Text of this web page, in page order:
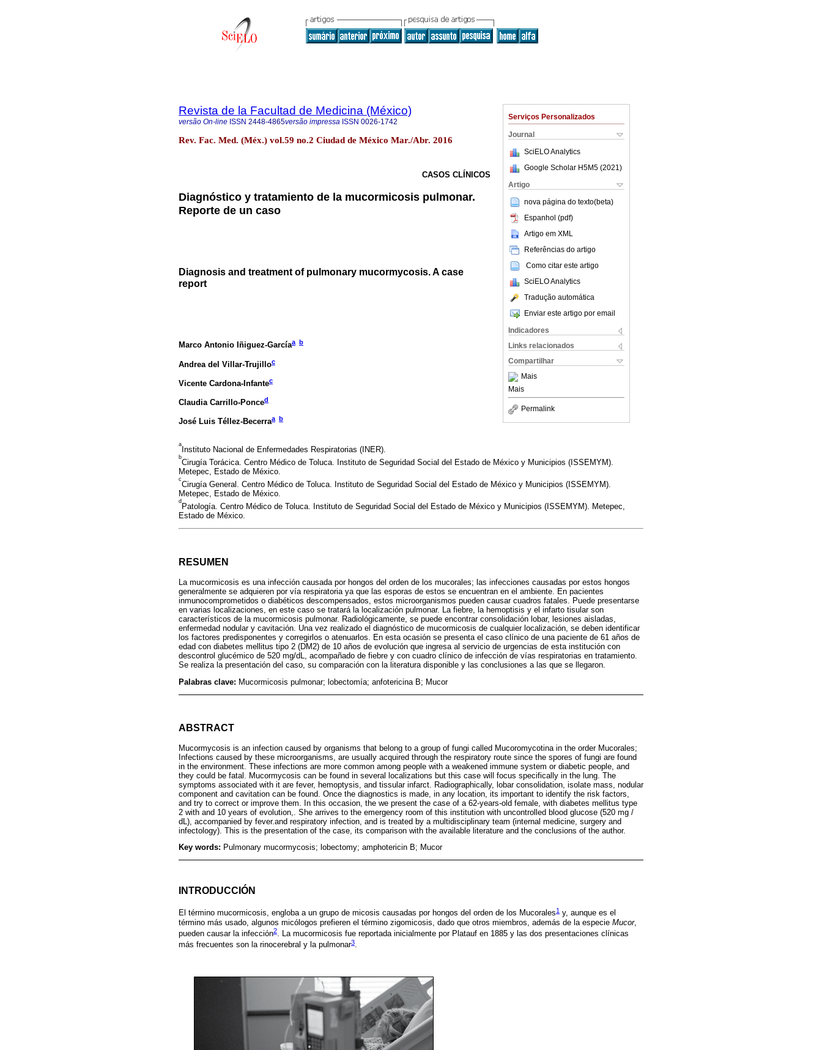
Serviços Personalizados
Journal
SciELO Analytics
Google Scholar H5M5 (2021 )
Artigo
nova página do texto(beta)
Espanhol (pdf)
Artigo em XML
Referências do artigo
Como citar este artigo
SciELO Analytics
Tradução automática
Enviar este artigo por email
Indicadores
Links relacionados
Compartilhar
Mais
Mais
Permalink
Revista de la Facultad de Medicina (México)
versão On-line ISSN 2448-4865versão impressa ISSN 0026-1742
Rev. Fac. Med. (Méx.) vol.59 no.2 Ciudad de México Mar./Abr. 2016
CASOS CLÍNICOS
Diagnóstico y tratamiento de la mucormicosis pulmonar.
Reporte de un caso
Diagnosis and treatment of pulmonary mucormycosis. A case
report
Marco Antonio Iñiguez-Garcíaa b
Andrea del Villar-Trujilloc
Vicente Cardona-Infantec
Claudia Carrillo-Ponced
José Luis Téllez-Becerraa b
a
Instituto Nacional de Enfermedades Respiratorias (INER).
b
Cirugía Torácica. Centro Médico de Toluca. Instituto de Seguridad Social del Estado de México y Municipios (ISSEMYM).
Metepec, Estado de México.
c
Cirugía General. Centro Médico de Toluca. Instituto de Seguridad Social del Estado de México y Municipios (ISSEMYM).
Metepec, Estado de México.
d
Patología. Centro Médico de Toluca. Instituto de Seguridad Social del Estado de México y Municipios (ISSEMYM). Metepec,
Estado de México.
RESUMEN
La mucormicosis es una infección causada por hongos del orden de los mucorales; las infecciones causadas por estos hongos
generalmente se adquieren por vía respiratoria ya que las esporas de estos se encuentran en el ambiente. En pacientes
inmunocomprometidos o diabéticos descompensados, estos microorganismos pueden causar cuadros fatales. Puede presentarse
en varias localizaciones, en este caso se tratará la localización pulmonar. La fiebre, la hemoptisis y el infarto tisular son
característicos de la mucormicosis pulmonar. Radiológicamente, se puede encontrar consolidación lobar, lesiones aisladas,
enfermedad nodular y cavitación. Una vez realizado el diagnóstico de mucormicosis de cualquier localización, se deben identificar
los factores predisponentes y corregirlos o atenuarlos. En esta ocasión se presenta el caso clínico de una paciente de 61 años de
edad con diabetes mellitus tipo 2 (DM2) de 10 años de evolución que ingresa al servicio de urgencias de esta institución con
descontrol glucémico de 520 mg/dL, acompañado de fiebre y con cuadro clínico de infección de vías respiratorias en tratamiento.
Se realiza la presentación del caso, su comparación con la literatura disponible y las conclusiones a las que se llegaron.
Palabras clave: Mucormicosis pulmonar; lobectomía; anfotericina B; Mucor
ABSTRACT
Mucormycosis is an infection caused by organisms that belong to a group of fungi called Mucoromycotina in the order Mucorales;
Infections caused by these microorganisms, are usually acquired through the respiratory route since the spores of fungi are found
in the environment. These infections are more common among people with a weakened immune system or diabetic people, and
they could be fatal. Mucormycosis can be found in several localizations but this case will focus specifically in the lung. The
symptoms associated with it are fever, hemoptysis, and tissular infarct. Radiographically, lobar consolidation, isolate mass, nodular
component and cavitation can be found. Once the diagnostics is made, in any location, its important to identify the risk factors,
and try to correct or improve them. In this occasion, the we present the case of a 62-years-old female, with diabetes mellitus type
2 with and 10 years of evolution,. She arrives to the emergency room of this institution with uncontrolled blood glucose (520 mg /
dL), accompanied by fever.and respiratory infection, and is treated by a multidisciplinary team (internal medicine, surgery and
infectology). This is the presentation of the case, its comparison with the available literature and the conclusions of the author.
Key words: Pulmonary mucormycosis; lobectomy; amphotericin B; Mucor
INTRODUCCIÓN
El término mucormicosis, engloba a un grupo de micosis causadas por hongos del orden de los Mucorales1 y, aunque es el
término más usado, algunos micólogos prefieren el término zigomicosis, dado que otros miembros, además de la especie Mucor,
pueden causar la infección2. La mucormicosis fue reportada inicialmente por Platauf en 1885 y las dos presentaciones clínicas
más frecuentes son la rinocerebral y la pulmonar3.